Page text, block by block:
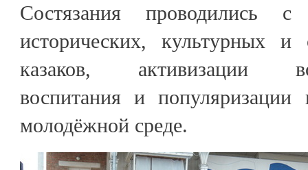
Состязания проводились
исторических, культурных и
казаков, активизации
воспитания и популяризации
молодёжной среде.